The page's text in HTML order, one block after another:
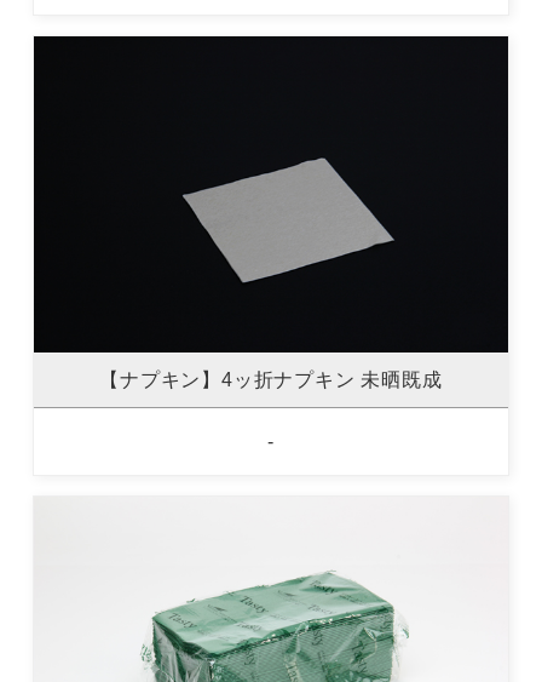
【ナプキン】4ッ折ナプキン 未晒既成
-